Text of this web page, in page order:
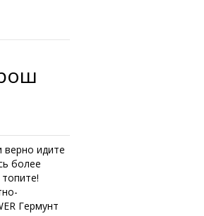
верно идите
более
Гермунт